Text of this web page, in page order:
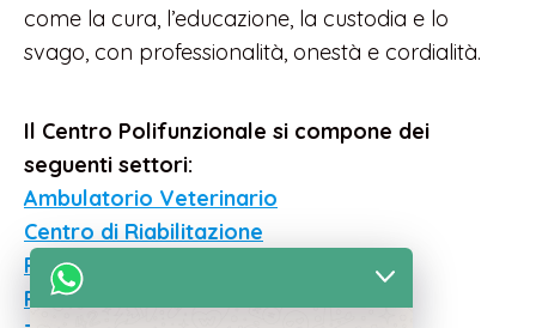
come la cura, l’educazione, la custodia e lo
svago, con professionalità, onestà e cordialità.
Il Centro Polifunzionale si compone dei
seguenti settori:
Ambulatorio Veterinario
Centro di Riabilitazione
Piscina Riabilitativa
Piscina Ludica BAUMALDIVE